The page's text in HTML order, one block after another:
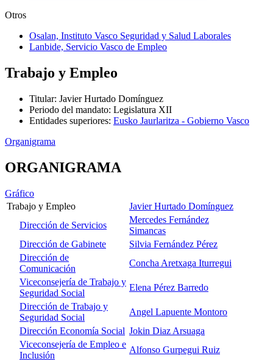
Otros
Osalan, Instituto Vasco Seguridad y Salud Laborales
Lanbide, Servicio Vasco de Empleo
Trabajo y Empleo
Titular: Javier Hurtado Domínguez
Periodo del mandato: Legislatura XII
Entidades superiores: Eusko Jaurlaritza - Gobierno Vasco
Organigrama
ORGANIGRAMA
Gráfico
Trabajo y Empleo
Javier Hurtado Domínguez
Dirección de Servicios
Mercedes Fernández
Simancas
Dirección de Gabinete
Silvia Fernández Pérez
Dirección de
Comunicación
Concha Aretxaga Iturregui
Viceconsejería de Trabajo y
Seguridad Social
Elena Pérez Barredo
Dirección de Trabajo y
Seguridad Social
Angel Lapuente Montoro
Dirección Economía Social Jokin Diaz Arsuaga
Viceconsejería de Empleo e
Inclusión
Alfonso Gurpegui Ruiz